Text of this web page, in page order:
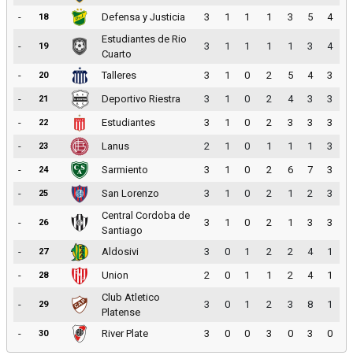
-
18 Defensa y Justicia 3 1 1 1 3 5 4
- 19
Estudiantes de Rio
Cuarto
3 1 1 1 1 3 4
- 20 Talleres 3 1 0 2 5 4
3
-
21 Deportivo Riestra 3 1 0 2 4 3
3
-
22 Estudiantes 3 1 0 2 3 3
3
-
23 Lanus 2 1 0 1 1 1
3
-
24 Sarmiento 3 1 0 2 6 7
3
-
25 San Lorenzo 3 1 0 2 1 2 3
- 26
Central Cordoba de
Santiago
3 1 0 2 1 3 3
- 27 Aldosivi 3 0 1 2 2 4
1
-
28 Union 2 0 1 1 2 4 1
- 29
Club Atletico
Platense
3 0 1 2 3 8 1
- 30 River Plate 3 0 0 3 0 3 0